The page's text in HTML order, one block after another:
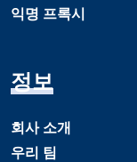
익명 프록시
정보
회사 소개
우리 팀